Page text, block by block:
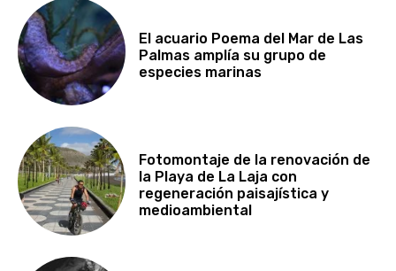
El acuario Poema del Mar de Las
Palmas amplía su grupo de
especies marinas
Fotomontaje de la renovación de
la Playa de La Laja con
regeneración paisajística y
medioambiental